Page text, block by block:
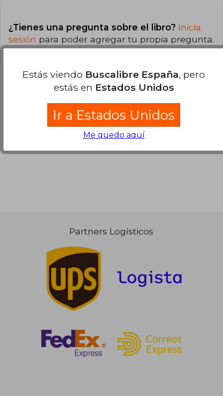
¿Tienes una pregunta sobre el libro? Inicia
sesión para poder agregar tu propia pregunta.
Opiniones sobre Buscalibre
Ver más opiniones de clientes
Partners Logísticos
Estás viendo Buscalibre España, pero
estás en Estados Unidos
Ir a Estados Unidos
Me quedo aquí